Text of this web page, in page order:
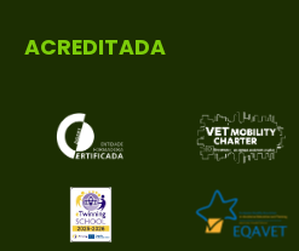
ACREDITADA